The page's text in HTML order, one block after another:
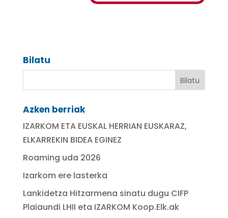
Bilatu
Azken berriak
IZARKOM ETA EUSKAL HERRIAN EUSKARAZ,
ELKARREKIN BIDEA EGINEZ
Roaming uda 2026
Izarkom ere lasterka
Lankidetza Hitzarmena sinatu dugu CIFP
Plaiaundi LHII eta IZARKOM Koop.Elk.ak